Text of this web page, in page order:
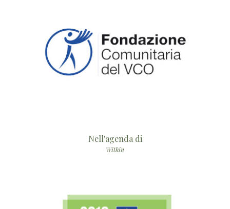
Nell'agenda di
Within